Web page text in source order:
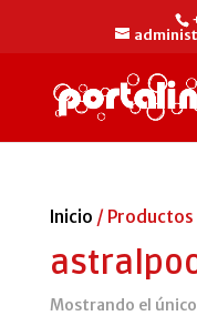
Inicio /
Mostrando el